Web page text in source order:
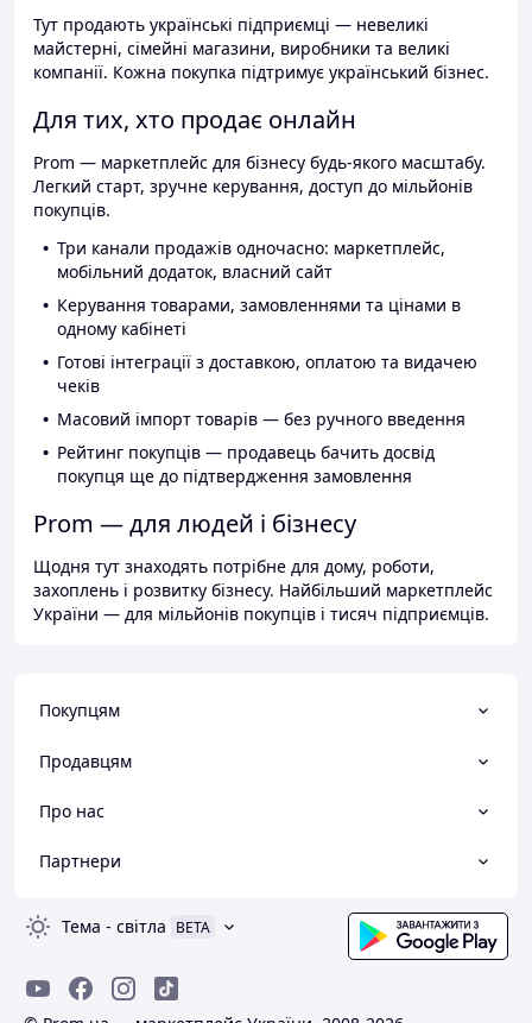
Тут продають українські підприємці — невеликі
майстерні, сімейні магазини, виробники та великі
компанії. Кожна покупка підтримує український бізнес.
Для тих, хто продає онлайн
Prom — маркетплейс для бізнесу будь-якого масштабу.
Легкий старт, зручне керування, доступ до мільйонів
покупців.
Три канали продажів одночасно: маркетплейс,
мобільний додаток, власний сайт
Керування товарами, замовленнями та цінами в
одному кабінеті
Готові інтеграції з доставкою, оплатою та видачею
чеків
Масовий імпорт товарів — без ручного введення
Рейтинг покупців — продавець бачить досвід
покупця ще до підтвердження замовлення
Prom — для людей і бізнесу
Щодня тут знаходять потрібне для дому, роботи,
захоплень і розвитку бізнесу. Найбільший маркетплейс
України — для мільйонів покупців і тисяч підприємців.
Покупцям
Продавцям
Про нас
Партнери
Тема - світла BETA